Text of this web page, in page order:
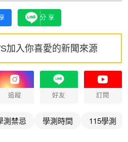
分享
加入你喜愛的新聞來源
追蹤 好友 訂閱
測禁忌 學測時間 115學測